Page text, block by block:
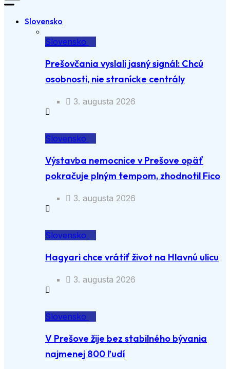
Slovensko
Slovensko
Prešovčania vyslali jasný signál: Chcú
osobnosti, nie stranícke centrály
3. augusta 2026
Slovensko
Výstavba nemocnice v Prešove opäť
pokračuje plným tempom, zhodnotil Fico
3. augusta 2026
Slovensko
Hagyari chce vrátiť život na Hlavnú ulicu
3. augusta 2026
Slovensko
V Prešove žije bez stabilného bývania
najmenej 800 ľudí